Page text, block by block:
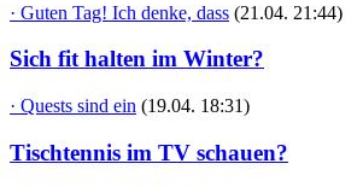
· Guten Tag! Ich denke, dass (21.04. 21:44)
Sich fit halten im Winter?
· Quests sind ein (19.04. 18:31)
Tischtennis im TV schauen?